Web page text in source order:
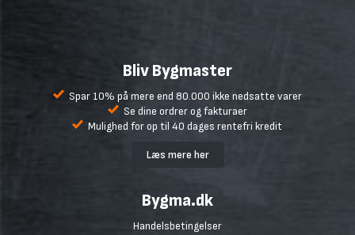
Bliv Bygmaster
Spar 10% på mere end 80.000 ikke nedsatte varer
Se dine ordrer og fakturaer
Mulighed for op til 40 dages rentefri kredit
Læs mere her
Bygma.dk
Handelsbetingelser